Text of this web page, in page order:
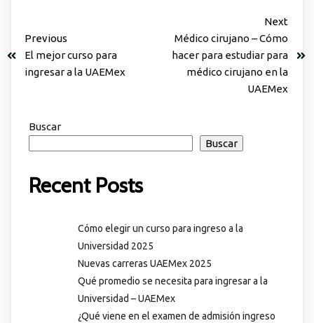
Previous
El mejor curso para
ingresar a la UAEMex
Next
Médico cirujano – Cómo
hacer para estudiar para
médico cirujano en la
UAEMex
Buscar
Buscar
Recent Posts
Cómo elegir un curso para ingreso a la
Universidad 2025
Nuevas carreras UAEMex 2025
Qué promedio se necesita para ingresar a la
Universidad – UAEMex
¿Qué viene en el examen de admisión ingreso